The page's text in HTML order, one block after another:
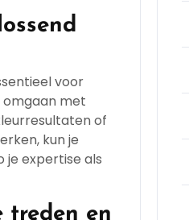
voor
omgaan met
of
kun je
je expertise als
treden en